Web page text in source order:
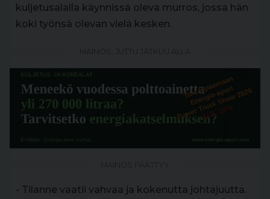
kuljetusalalla käynnissä oleva murros, jossa hän
koki työnsä olevan vielä kesken.
- Tilanne vaatii vahvaa ja kokenutta johtajuutta.